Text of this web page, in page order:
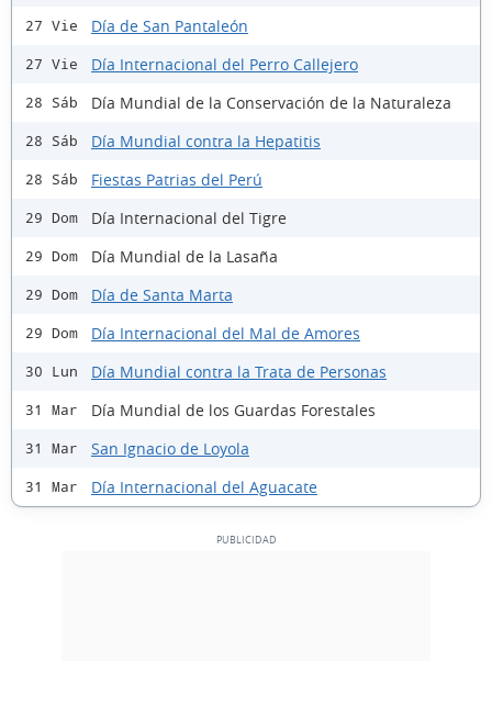
27 Vie Día de San Pantaleón
27 Vie Día Internacional del Perro Callejero
28 Sáb Día Mundial de la Conservación de la Naturaleza
28 Sáb Día Mundial contra la Hepatitis
28 Sáb Fiestas Patrias del Perú
29 Dom Día Internacional del Tigre
29 Dom Día Mundial de la Lasaña
29 Dom Día de Santa Marta
29 Dom Día Internacional del Mal de Amores
30 Lun Día Mundial contra la Trata de Personas
31 Mar Día Mundial de los Guardas Forestales
31 Mar San Ignacio de Loyola
31 Mar Día Internacional del Aguacate